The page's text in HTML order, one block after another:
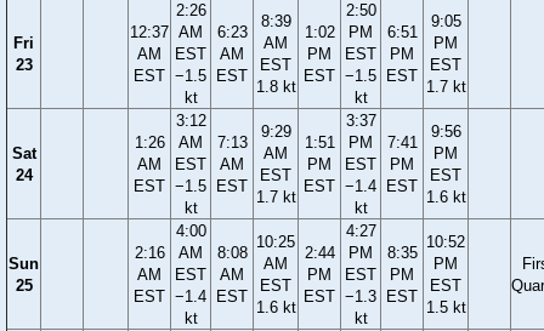
Fri
23
12:37
AM
EST
2:26
AM
EST
−1.5
kt
6:23
AM
EST
8:39
AM
EST
1.8 kt
1:02
PM
EST
2:50
PM
EST
−1.5
kt
6:51
PM
EST
9:05
PM
EST
1.7 kt
Sat
24
1:26
AM
EST
3:12
AM
EST
−1.5
kt
7:13
AM
EST
9:29
AM
EST
1.7 kt
1:51
PM
EST
3:37
PM
EST
−1.4
kt
7:41
PM
EST
9:56
PM
EST
1.6 kt
Sun
25
2:16
AM
EST
4:00
AM
EST
−1.4
kt
8:08
AM
EST
10:25
AM
EST
1.6 kt
2:44
PM
EST
4:27
PM
EST
−1.3
kt
8:35
PM
EST
10:52
PM
EST
1.5 kt